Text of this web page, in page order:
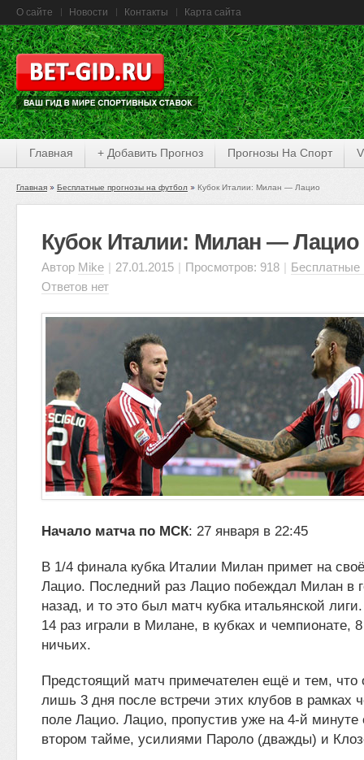
О сайте Новости Контакты Карта сайта
Главная + Добавить Прогноз Прогнозы На Спорт
Главная Бесплатные прогнозы на футбол Кубок Италии: Милан — Лацио
Кубок Италии: Милан — Лацио
Автор Mike | 27.01.2015 | Просмотров: 918 | Бесплатные
Ответов нет
Начало матча по МСК: 27 января в 22:45
В 1/4 финала кубка Италии Милан примет на
Лацио. Последний раз Лацио побеждал Милан в
назад, и то это был матч кубка итальянской
14 раз играли в Милане, в кубках и чемпионате,
ничьих.
Предстоящий матч примечателен ещё и тем, что
лишь 3 дня после встречи этих клубов в рамках
поле Лацио. Лацио, пропустив уже на 4-й минуте
втором тайме, усилиями Пароло (дважды) и